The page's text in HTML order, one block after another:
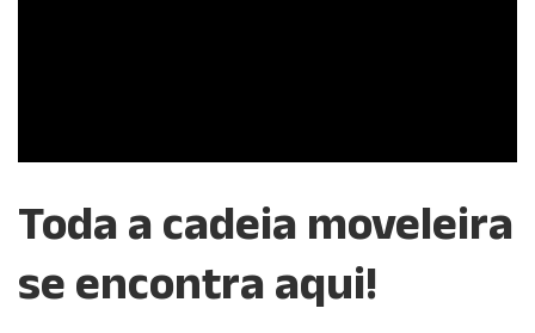
Toda a cadeia moveleira
se encontra aqui!